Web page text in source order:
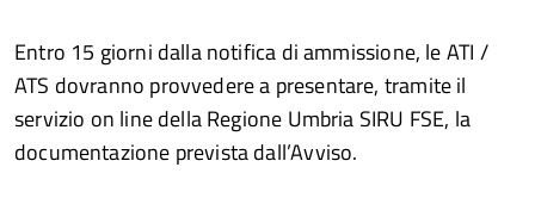
Entro 15 giorni dalla notifica di ammissione, le ATI /
ATS dovranno provvedere a presentare, tramite il
servizio on line della Regione Umbria SIRU FSE, la
documentazione prevista dall’Avviso.